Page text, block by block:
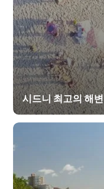
시드니 최고의 해변